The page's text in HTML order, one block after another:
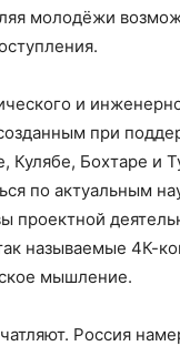
молодёжи
и
при
Кулябе, Бохтаре и
по актуальным
проектной
называемые 4К-
мышление.
Россия